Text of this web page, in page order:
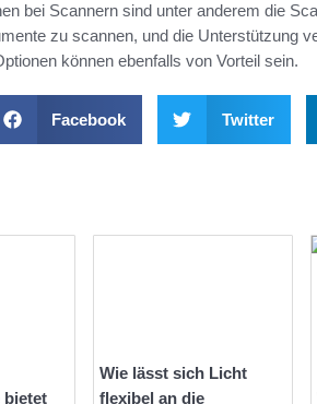
bei Scannern sind unter anderem die
zu scannen, und die Unterstützung
können ebenfalls von Vorteil sein.
Facebook Twitter
bietet
Wie lässt sich Licht
flexibel an die